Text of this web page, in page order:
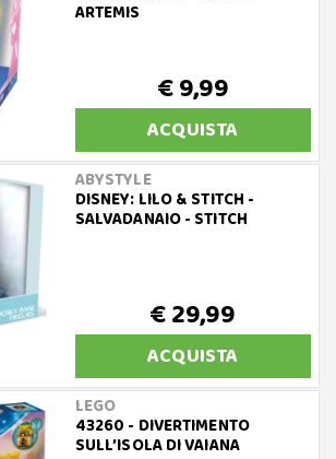
ARTEMIS
€ 9,99
ACQUISTA
ABYSTYLE
DISNEY: LILO & STITCH -
SALVADANAIO - STITCH
€ 29,99
ACQUISTA
LEGO
43260 - DIVERTIMENTO
SULL’ISOLA DI VAIANA